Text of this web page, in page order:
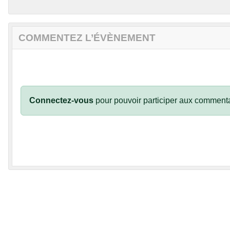
COMMENTEZ L’ÉVÈNEMENT
Connectez-vous pour pouvoir participer aux